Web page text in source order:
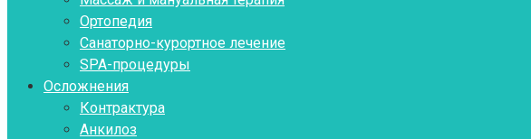
Ортопедия
Санаторно-курортное лечение
SPA-процедуры
Осложнения
Контрактура
Aнкилоз